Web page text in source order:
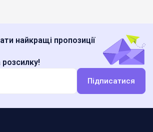
найкращі пропозиції
розсилку!
Підписатися